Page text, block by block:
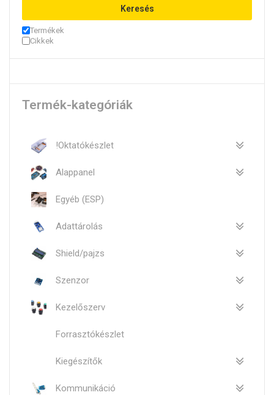
Keresés
Termékek
Cikkek
Termék-kategóriák
!Oktatókészlet
Alappanel
Egyéb (ESP)
Adattárolás
Shield/pajzs
Szenzor
Kezelőszerv
Forrasztókészlet
Kiegészítők
Kommunikáció